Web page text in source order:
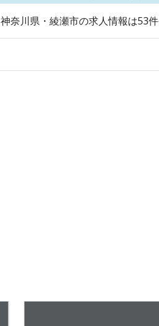
神奈川県・綾瀬市の求人情報は53件